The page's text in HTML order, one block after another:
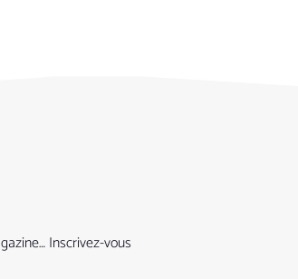
Inscrivez-vous